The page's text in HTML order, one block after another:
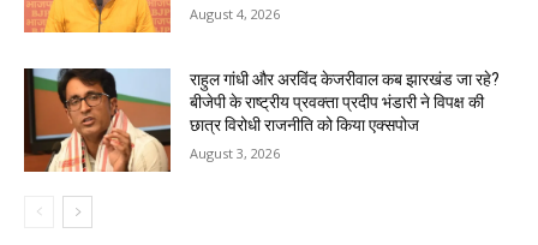
August 4, 2026
राहुल गांधी और अरविंद केजरीवाल कब झारखंड जा रहे?
बीजेपी के राष्ट्रीय प्रवक्ता प्रदीप भंडारी ने विपक्ष की
छात्र विरोधी राजनीति को किया एक्सपोज
August 3, 2026